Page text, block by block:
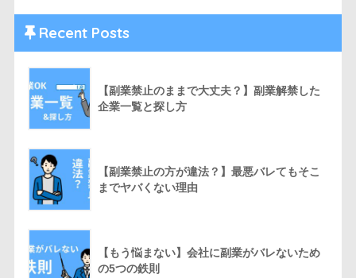
Recent Posts
【副業禁止のままで大丈夫？】副業解禁した
企業一覧と探し方
【副業禁止の方が違法？】最悪バレてもそこ
までヤバくない理由
【もう悩まない】会社に副業がバレないため
の5つの鉄則